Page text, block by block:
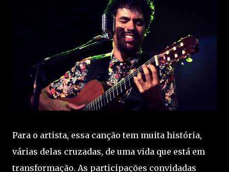
Para o artista, essa canção tem muita história,
várias delas cruzadas, de uma vida que está em
transformação. As participações convidadas